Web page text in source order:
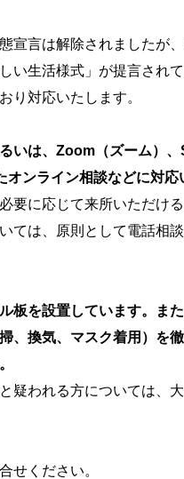
宣言は解除されましたが
い生活様式」が提言され
り対応いたします。
は、Zoom（ズーム）、
ンライン相談などに対応
要に応じて来所いただけ
ては、原則として電話相
板を設置しています。ま
、換気、マスク着用）を
疑われる方については、
せください。